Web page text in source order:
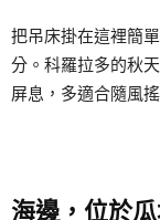
把吊床掛在這裡簡
分。科羅拉多的秋
屏息，多適合隨風
海邊，位於